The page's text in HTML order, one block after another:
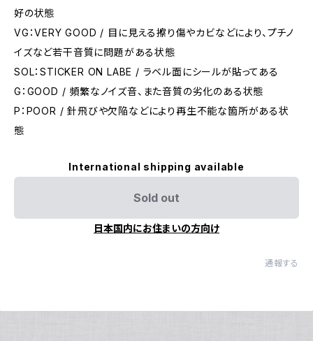
好の状態
VG：VERY GOOD / 目に見える擦り傷やカビなどにより、プチノ
イズなど若干音質に問題がある状態
SOL：STICKER ON LABE / ラベル面にシールが貼ってある
G：GOOD / 頻繁なノイズ音、また音質の劣化のある状態
P：POOR / 針飛びや欠陥などにより再生不能な箇所がある状
態
International shipping available
Sold out
日本国内にお住まいの方向け
通報する